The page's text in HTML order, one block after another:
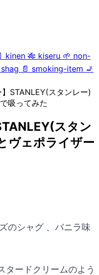
kinen 🎋 kiseru 🌱 non-
shag 📄 smoking-item 🚬
】STANLEY(スタンレー)
吸ってみた
スタン
ヴェポライザー
のシャグ 、バニラ味
タードクリームのよう